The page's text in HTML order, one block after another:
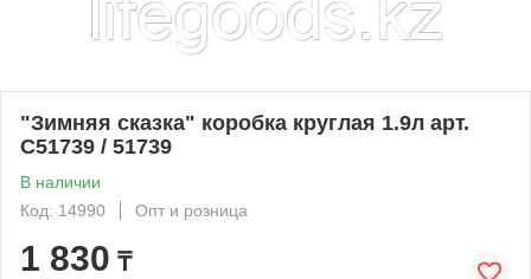
"Зимняя сказка" коробка круглая 1.9л арт.
С51739 / 51739
В наличии
Код: 14990
Опт и розница
1 830 ₸